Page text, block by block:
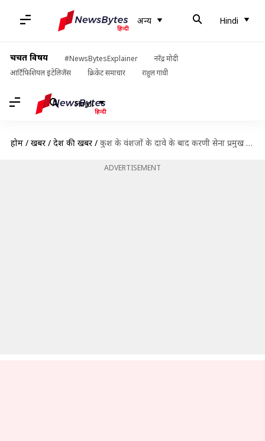
अन्य Hindi
चर्चित विषय #NewsBytesExplainer
नरेंद्र मोदी
आर्टिफिशियल इंटेलिजेंस
क्रिकेट समाचार राहुल गांधी
Hindi
होम / खबरें / देश की खबरें / कुश के वंशजों के दावे के बाद करणी सेना प्रमुख ने कहा- मैं लव का वंशज
ADVERTISEMENT